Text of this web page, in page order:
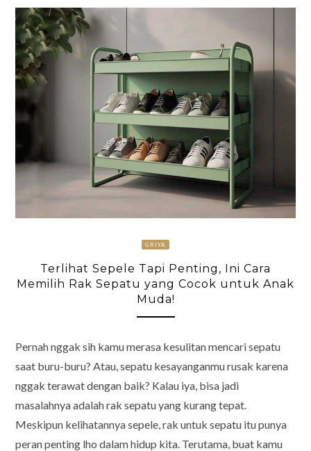
GRIYA
Terlihat Sepele Tapi Penting, Ini Cara
Memilih Rak Sepatu yang Cocok untuk Anak
Muda!
Pernah nggak sih kamu merasa kesulitan mencari sepatu
saat buru-buru? Atau, sepatu kesayanganmu rusak karena
nggak terawat dengan baik? Kalau iya, bisa jadi
masalahnya adalah rak sepatu yang kurang tepat.
Meskipun kelihatannya sepele, rak untuk sepatu itu punya
peran penting lho dalam hidup kita. Terutama, buat kamu